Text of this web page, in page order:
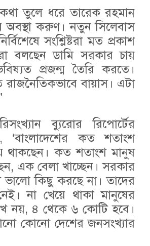
কথা তুলে ধরে তারেক রহমান
অবস্থা করুণ। নতুন সিলেবাস
সংশ্লিষ্টরা মত প্রকাশ
বলছেন ডামি সরকার চায়
প্রজন্ম তৈরি করতে।
বায়াস। এটা
ব্যুরোর রিপোর্টের
‘বাংলাদেশের কত শতাংশ
থাকছেন। কত শতাংশ মানুষ
এক বেলা খাচ্ছেন। সরকার
কিছু করছে না। তাদের
না খেয়ে থাকা মানুষের
নয়, ৪ থেকে ৬ কোটি হবে।
কোনো দেশের জনসংখ্যার